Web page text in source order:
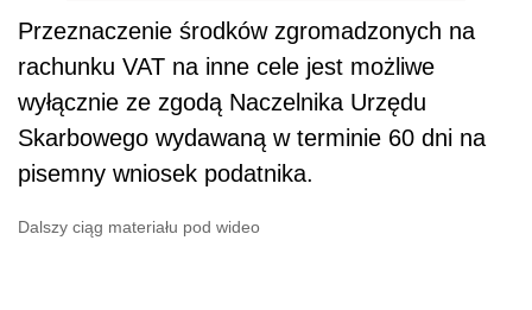
Przeznaczenie środków zgromadzonych na
rachunku VAT na inne cele jest możliwe
wyłącznie ze zgodą Naczelnika Urzędu
Skarbowego wydawaną w terminie 60 dni na
pisemny wniosek podatnika.
Dalszy ciąg materiału pod wideo